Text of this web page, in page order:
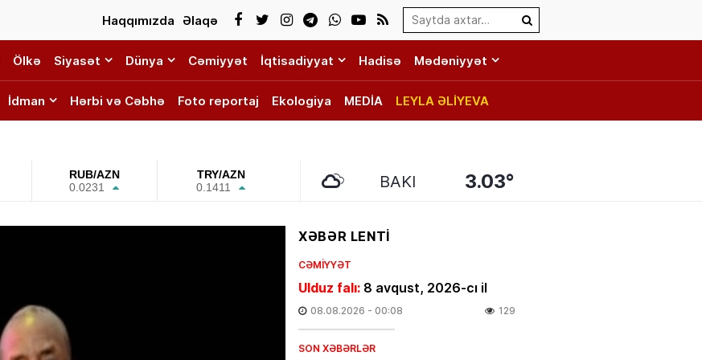
Search…
Haqqımızda Əlaqə
Ölkə Siyasət Dünya Cəmiyyət İqtisadiyyat Hadisə Mədəniyyət
İdman Hərbi və Cəbhə Foto reportaj Ekologiya MEDİA LEYLA ƏLİYEVA
RUB/AZN
0.0231
TRY/AZN
0.1411
BAKI 3.03°
XƏBƏR LENTİ
CƏMIYYƏT
Ulduz falı: 8 avqust, 2026-cı il
08.08.2026 - 00:08 129
SON XƏBƏRLƏR